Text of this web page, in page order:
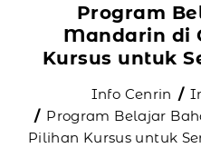
Program
Mandarin di
Kursus untuk
Info Cenrin
Program Belajar
Pilihan Kursus untuk